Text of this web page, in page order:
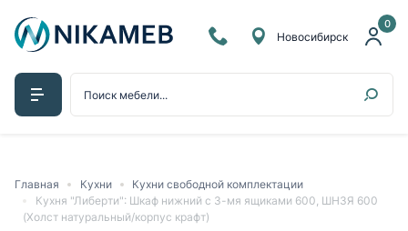
0
Новосибирск
Главная Кухни
Кухни свободной комплектации
Кухня "Либерти": Шкаф нижний с 3-мя ящиками 600, ШН3Я 600
(Холст натуральный/корпус крафт)